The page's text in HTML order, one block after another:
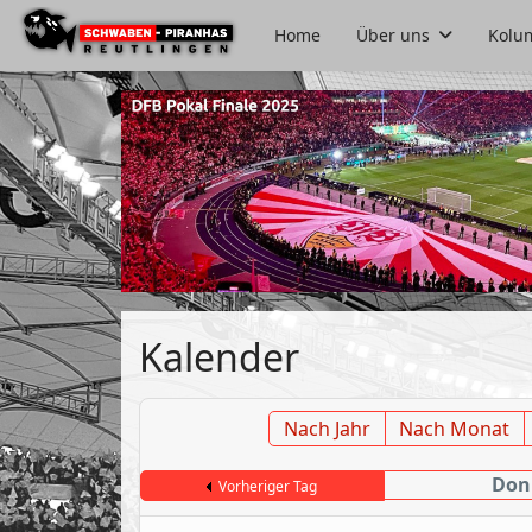
Home Über uns
Kalender
Nach Jahr Nach Monat
Vorheriger Tag